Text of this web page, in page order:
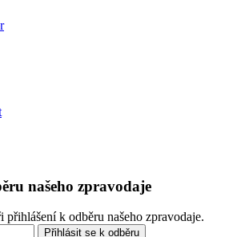
našeho zpravodaje
k odběru našeho zpravodaje.
Přihlásit se k odběru